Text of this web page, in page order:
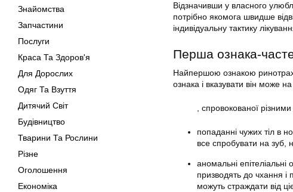
Знайомства
Запчастини
Послуги
Краса Та Здоров'я
Для Дорослих
Одяг Та Взуття
Дитячий Світ
Будівництво
Тварини Та Рослини
Різне
Оголошення
Економіка
Відзначивши у власного
потрібно якомога швидше
індивідуальну тактику
Перша ознака-
Найпершою ознакою
ознака і вказувати він може
, спровокованої
попаданні чужих тіл в
все спробувати на зуб,
аномальні епітеліальні
призводять до чхання і
можуть страждати від